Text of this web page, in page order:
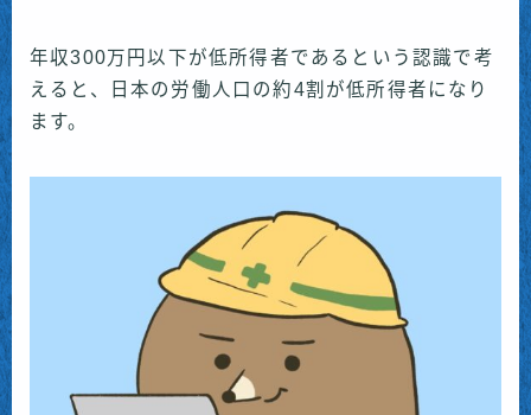
年収300万円以下が低所得者であるという認識で考
えると、日本の労働人口の約4割が低所得者になり
ます。